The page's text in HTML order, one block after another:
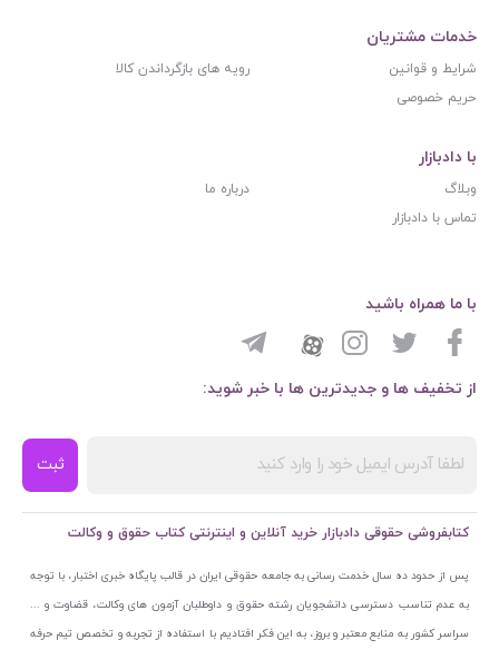
خدمات مشتریان
شرایط و قوانین
رویه های بازگرداندن کالا
حریم خصوصی
با دادبازار
وبلاگ
درباره ما
تماس با دادبازار
از تخفیف ها و جدیدترین ها با خبر شوید:
ثبت
با ما همراه باشید
کتابفروشی حقوقی دادبازار خرید آنلاین و اینترنتی کتاب حقوق و وکالت
پس از حدود ده سال خدمت رسانی به جامعه حقوقی ایران در قالب پایگاه خبری اختبار، با توجه
به عدم تناسب دسترسی دانشجویان رشته حقوق و داوطلبان آزمون های وکالت، قضاوت و ...
سراسر کشور به منابع معتبر و بروز، به این فکر افتادیم با استفاده از تجربه و تخصص تیم حرفه